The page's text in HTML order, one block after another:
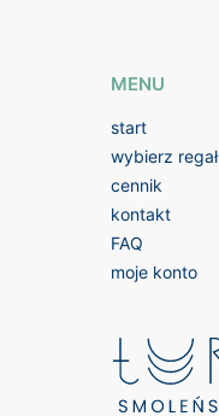
MENU
start
wybierz regał
cennik
kontakt
FAQ
moje konto